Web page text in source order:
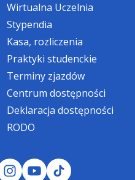
Wirtualna Uczelnia
Stypendia
Kasa, rozliczenia
Praktyki studenckie
Terminy zjazdów
Centrum dostępności
Deklaracja dostępności
RODO